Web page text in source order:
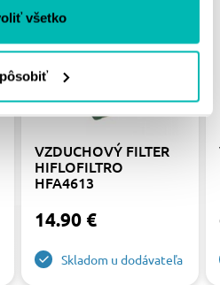
všetko
VZDUCHOVÝ FILTER
HIFLOFILTRO
HFA4613
14.90 €
Skladom u dodávateľa